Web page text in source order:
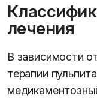
лечения
В зависимости
терапии